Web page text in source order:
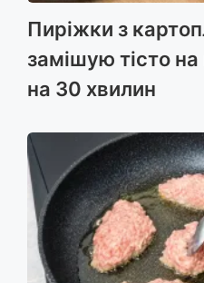
Пиріжки з
замішую тісто
на 30 хвилин